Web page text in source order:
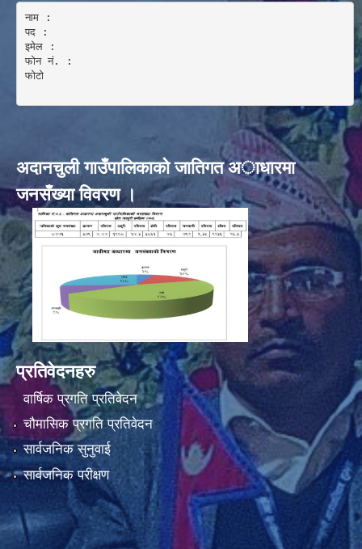
नाम :
पद :
इमेल :
फोन नं. :
फोटो
अदानचुली गाउँपालिकाकाे जातिगत अाधारमा
जनसँख्या विवरण ।
प्रतिवेदनहरु
वार्षिक प्रगति प्रतिवेदन
चौमासिक प्रगति प्रतिवेदन
सार्वजनिक सुनुवाई
सार्वजनिक परीक्षण